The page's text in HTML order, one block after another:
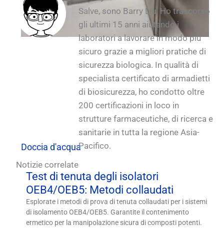
Doccia d'acqua
biologica_1
biologica_1
Salve, sono Barry Liu. Ho trascorso
gli ultimi 15 anni aiutando i
laboratori a lavorare in modo più
sicuro grazie a migliori pratiche di
sicurezza biologica. In qualità di
specialista certificato di armadietti
di biosicurezza, ho condotto oltre
200 certificazioni in loco in
strutture farmaceutiche, di ricerca e
sanitarie in tutta la regione Asia-
Pacifico.
Notizie correlate
Test di tenuta degli isolatori
OEB4/OEB5: Metodi collaudati
Esplorate i metodi di prova di tenuta collaudati per i sistemi
di isolamento OEB4/OEB5. Garantite il contenimento
ermetico per la manipolazione sicura di composti potenti.